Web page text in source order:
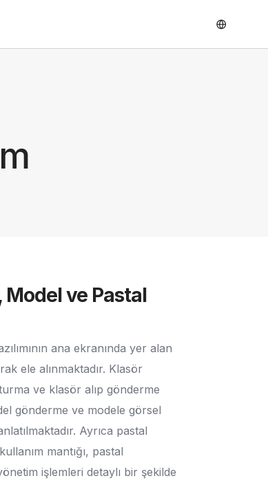
Model ve Pastal
ana ekranında yer alan
ele alınmaktadır. Klasör
ve klasör alıp gönderme
gönderme ve modele görsel
Ayrıca pastal
mantığı, pastal
işlemleri detaylı bir şekilde